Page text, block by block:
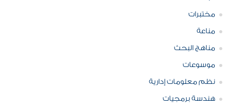
مختبرات
مناعة
مناهج البحث
موسوعات
نظم معلومات إدارية
هندسة برمجيات